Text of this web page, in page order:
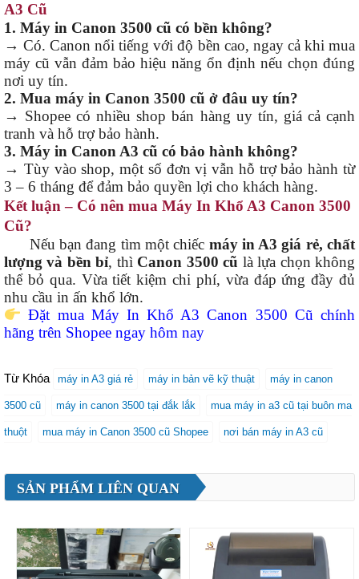
A3 Cũ
1. Máy in Canon 3500 cũ có bền không?
→ Có. Canon nổi tiếng với độ bền cao, ngay cả khi mua
máy cũ vẫn đảm bảo hiệu năng ổn định nếu chọn đúng
nơi uy tín.
2. Mua máy in Canon 3500 cũ ở đâu uy tín?
→ Shopee có nhiều shop bán hàng uy tín, giá cả cạnh
tranh và hỗ trợ bảo hành.
3. Máy in Canon A3 cũ có bảo hành không?
→ Tùy vào shop, một số đơn vị vẫn hỗ trợ bảo hành từ
3 – 6 tháng để đảm bảo quyền lợi cho khách hàng.
Kết luận – Có nên mua Máy In Khổ A3 Canon 3500
Cũ?
Nếu bạn đang tìm một chiếc máy in A3 giá rẻ, chất
lượng và bền bỉ, thì Canon 3500 cũ là lựa chọn không
thể bỏ qua. Vừa tiết kiệm chi phí, vừa đáp ứng đầy đủ
nhu cầu in ấn khổ lớn.
Đặt mua Máy In Khổ A3 Canon 3500 Cũ chính
hãng trên Shopee ngay hôm nay
Từ Khóa máy in A3 giá rẻ máy in bản vẽ kỹ thuật máy in canon
3500 cũ máy in canon 3500 tại đắk lắk mua máy in a3 cũ tại buôn ma
thuột mua máy in Canon 3500 cũ Shopee nơi bán máy in A3 cũ
SẢN PHẨM LIÊN QUAN